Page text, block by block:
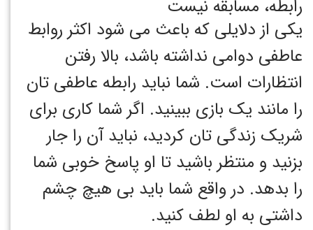
رابطه، مسابقه نیست
یکی از دلایلی که باعث می شود اکثر روابط
عاطفی دوامی نداشته باشد، بالا رفتن
انتظارات است. شما نباید رابطه عاطفی تان
را مانند یک بازی ببینید. اگر شما کاری برای
شریک زندگی تان کردید، نباید آن را جار
بزنید و منتظر باشید تا او پاسخ خوبی شما
را بدهد. در واقع شما باید بی هیچ چشم
داشتی به او لطف کنید.